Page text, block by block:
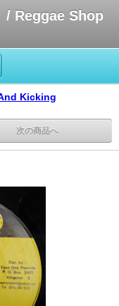
/ Reggae Shop
Kicking
次の商品へ